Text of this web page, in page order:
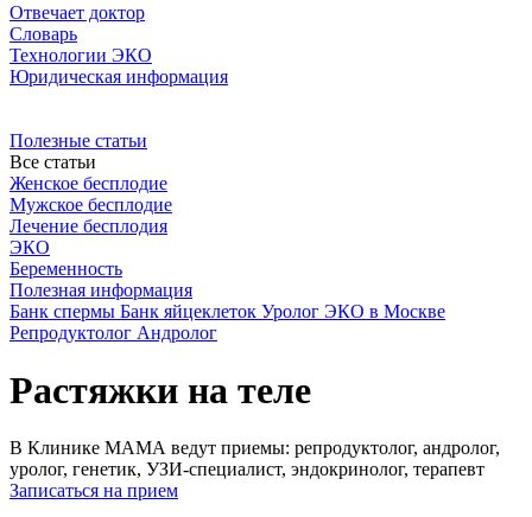
Отвечает доктор
Словарь
Технологии ЭКО
Юридическая информация
Полезные статьи
Все статьи
Женское бесплодие
Мужское бесплодие
Лечение бесплодия
ЭКО
Беременность
Полезная информация
Банк спермы Банк яйцеклеток Уролог ЭКО в Москве
Репродуктолог Андролог
Растяжки на теле
В Клинике МАМА ведут приемы: репродуктолог, андролог,
уролог, генетик, УЗИ-специалист, эндокринолог, терапевт
Записаться на прием